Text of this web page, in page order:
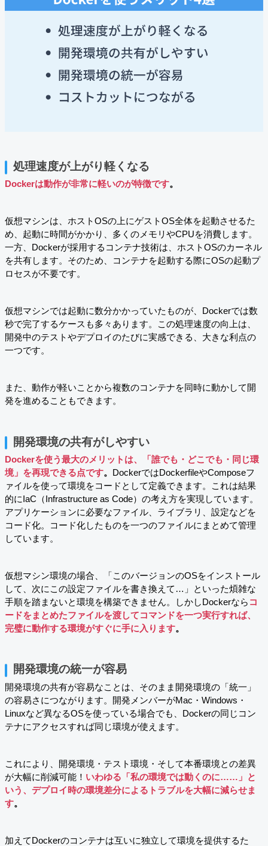
処理速度が上がり軽くなる
Dockerは動作が非常に軽いのが特徴です。
仮想マシンは、ホストOSの上にゲストOS全体を起動させるた
め、起動に時間がかかり、多くのメモリやCPUを消費します。
一方、Dockerが採用するコンテナ技術は、ホストOSのカーネル
を共有します。そのため、コンテナを起動する際にOSの起動プ
ロセスが不要です。
仮想マシンでは起動に数分かかっていたものが、Dockerでは数
秒で完了するケースも多々あります。この処理速度の向上は、
開発中のテストやデプロイのたびに実感できる、大きな利点の
一つです。
また、動作が軽いことから複数のコンテナを同時に動かして開
発を進めることもできます。
開発環境の共有がしやすい
Dockerを使う最大のメリットは、「誰でも・どこでも・同じ環
境」を再現できる点です。
DockerではDockerfileやComposeフ
ァイルを使って環境をコードとして定義できます。これは結果
的にIaC（Infrastructure as Code）の考え方を実現しています。
アプリケーションに必要なファイル、ライブラリ、設定などを
コード化。コード化したものを一つのファイルにまとめて管理
しています。
仮想マシン環境の場合、「このバージョンのOSをインストール
して、次にこの設定ファイルを書き換えて…」といった煩雑な
手順を踏まないと環境を構築できません。しかしDockerなら コ
ードをまとめたファイルを渡してコマンドを一つ実行すれば、
完璧に動作する環境がすぐに手に入ります。
開発環境の統一が容易
開発環境の共有が容易なことは、そのまま開発環境の「統一」
の容易さにつながります。開発メンバーがMac・Windows・
Linuxなど異なるOSを使っている場合でも、Dockerの同じコン
テナにアクセスすれば同じ環境が使えます。
これにより、開発環境・テスト環境・そして本番環境との差異
が大幅に削減可能！ いわゆる「私の環境では動くのに……」と
いう、デプロイ時の環境差分によるトラブルを大幅に減らせま
す。
加えてDockerのコンテナは互いに独立して環境を提供するた